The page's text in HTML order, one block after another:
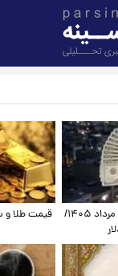
قیمت دلار امروز دوشنبه ۱۹ مرداد ۱۴۰۵/